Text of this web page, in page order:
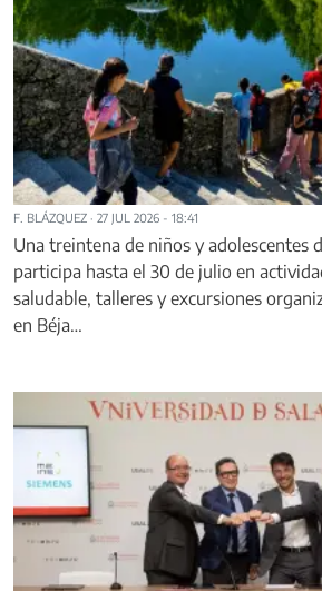
F. BLÁZQUEZ · 27 JUL 2026 - 18:41
Una treintena de niños y adolescentes
participa hasta el 30 de julio en
saludable, talleres y excursiones
en Béja…